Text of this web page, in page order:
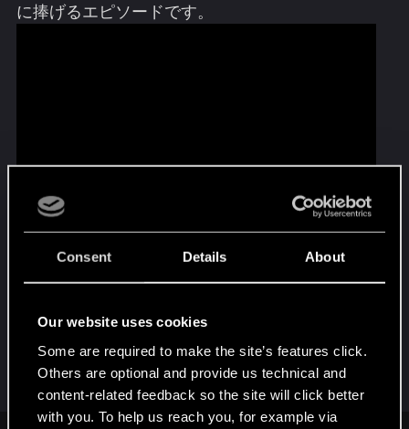
Consent Details About
Our website uses cookies
Some are required to make the site’s features click.
Others are optional and provide us technical and
content-related feedback so the site will click better
with you. To help us reach you, for example via
に捧げるエピソードです。
いつも『サイバーパンク2077』への愛を創造力
あふれる形で表現してくださり、ありがとうご
の作品もご覧ください。そしてもちろん、皆さ
んが作成した愛あるファン制作をぜひ私たちに
共有してください！